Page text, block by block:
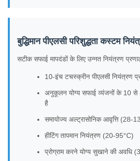
बुद्धिमान पीएलसी परिशुद्धता कस्टम
सटीक सफाई मापदंडों के लिए उन्नत नियंत्रण
10-इंच टचस्क्रीन पीएलसी नियंत्रण
अनुकूलन योग्य सफाई व्यंजनों के 10 से
है
समायोज्य अल्ट्रासोनिक आवृत्ति (28-
हीटिंग तापमान नियंत्रण (20-95°C)
प्रोग्राम करने योग्य सुखाने की अवधि